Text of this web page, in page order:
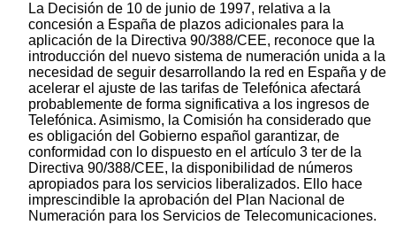
La Decisión de 10 de junio de 1997, relativa a la
concesión a España de plazos adicionales para la
aplicación de la Directiva 90/388/CEE, reconoce que la
introducción del nuevo sistema de numeración unida a la
necesidad de seguir desarrollando la red en España y de
acelerar el ajuste de las tarifas de Telefónica afectará
probablemente de forma significativa a los ingresos de
Telefónica. Asimismo, la Comisión ha considerado que
es obligación del Gobierno español garantizar, de
conformidad con lo dispuesto en el artículo 3 ter de la
Directiva 90/388/CEE, la disponibilidad de números
apropiados para los servicios liberalizados. Ello hace
imprescindible la aprobación del Plan Nacional de
Numeración para los Servicios de Telecomunicaciones.